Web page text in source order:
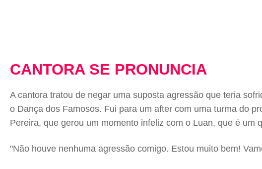
CANTORA SE PRONUNCIA
A cantora tratou de negar uma suposta agressão que teria
o Dança dos Famosos. Fui para um after com uma turma do
Pereira, que gerou um momento infeliz com o Luan, que é um
"Não houve nenhuma agressão comigo. Estou muito bem!